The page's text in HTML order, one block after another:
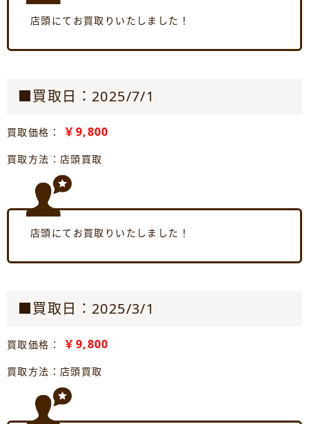
店頭にてお買取りいたしました！
■買取日：2025/7/1
買取価格： ￥9,800
買取方法：店頭買取
店頭にてお買取りいたしました！
■買取日：2025/3/1
買取価格： ￥9,800
買取方法：店頭買取